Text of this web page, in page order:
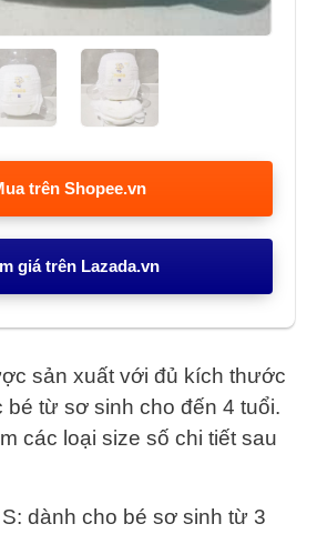
trên Shopee.vn
giá trên Lazada.vn
sản xuất với đủ kích thước
bé từ sơ sinh cho đến 4 tuổi.
các loại size số chi tiết sau
dành cho bé sơ sinh từ 3